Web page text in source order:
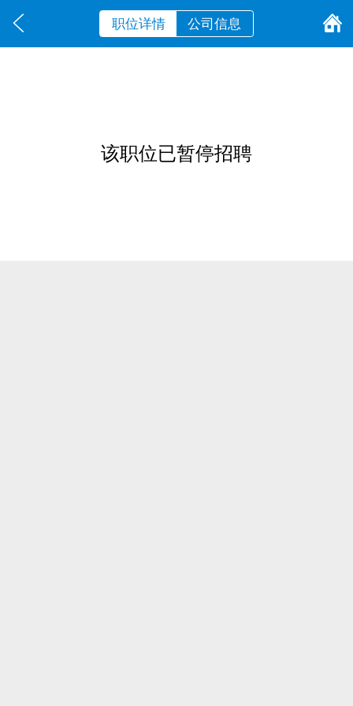
职位详情 公司信息
该职位已暂停招聘